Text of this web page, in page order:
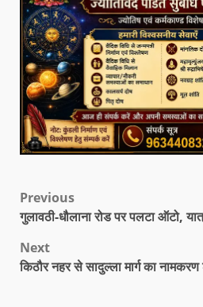
Previous
गुलावठी-धौलाना रोड पर पलटा ऑटो,
Next
किठौर नहर से सादुल्ला मार्ग का